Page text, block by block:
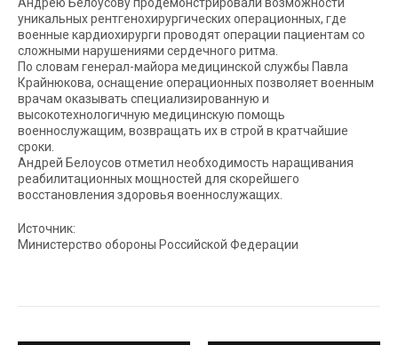
уникальных рентгенохирургических операционных, где
военные кардиохирурги проводят операции пациентам со
сложными нарушениями сердечного ритма.
По словам генерал-майора медицинской службы Павла
Крайнюкова, оснащение операционных позволяет военным
врачам оказывать специализированную и
высокотехнологичную медицинскую помощь
военнослужащим, возвращать их в строй в кратчайшие
сроки.
Андрей Белоусов отметил необходимость наращивания
реабилитационных мощностей для скорейшего
восстановления здоровья военнослужащих.
Источник:
Министерство обороны Российской Федерации